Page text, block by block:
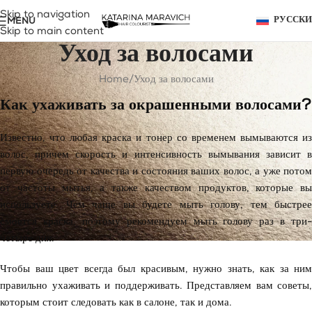
Skip to navigation
Skip to main content
MENU
Уход за волосами
Home Уход за волосами
Как ухаживать за окрашенными волосами?
Известно, что любая краска и тонер со временем вымываются из
волос, причем скорость и интенсивность вымывания зависит в
первую очередь от качества и состояния ваших волос, а уже потом
от частоты мытья, а также качеством продуктов, которые вы
используете. Чем чаще вы будете мыть голову, тем быстрее
смоется краска, поэтому рекомендуем мыть голову раз в три-
четыре дня.
Чтобы ваш цвет всегда был красивым, нужно знать, как за ним
правильно ухаживать и поддерживать. Представляем вам советы,
которым стоит следовать как в салоне, так и дома.